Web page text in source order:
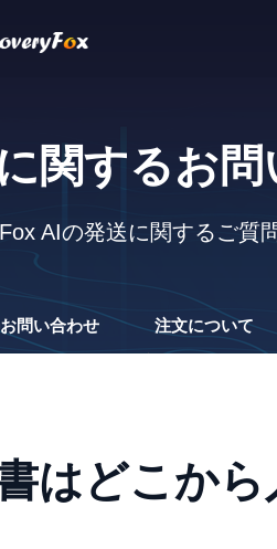
関するお問
AIの発送に関するご質
問い合わせ 注文について
はどこか